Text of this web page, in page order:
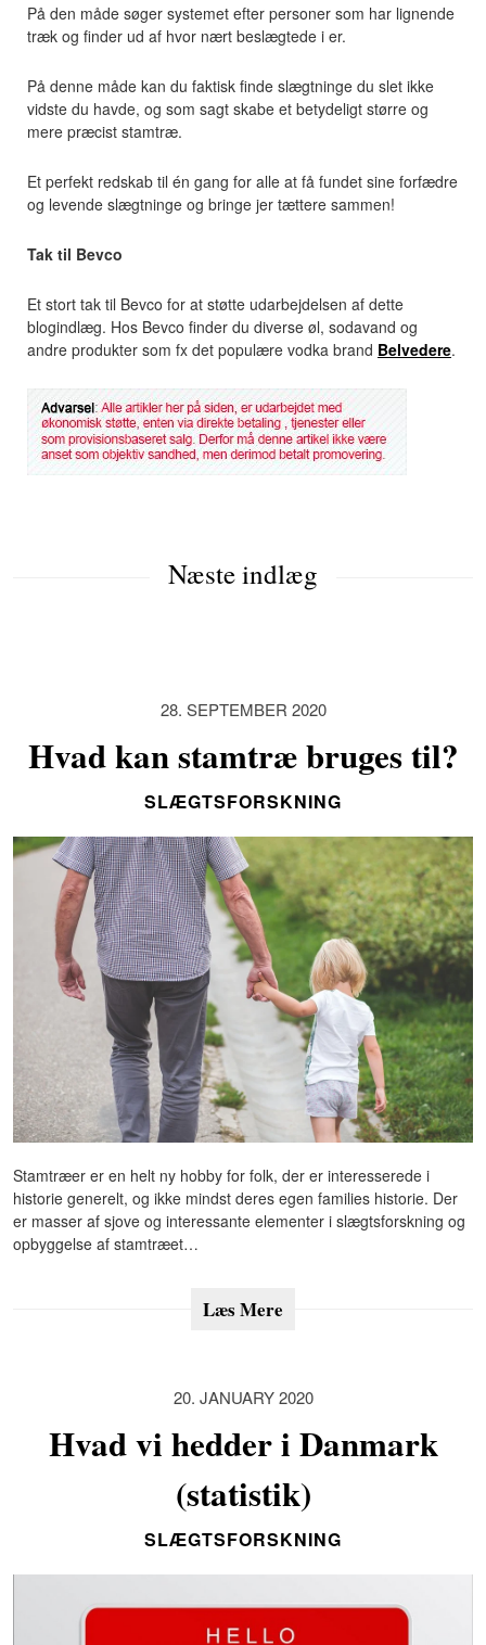
På den måde søger systemet efter personer som har lignende
træk og finder ud af hvor nært beslægtede i er.
På denne måde kan du faktisk finde slægtninge du slet ikke
vidste du havde, og som sagt skabe et betydeligt større og
mere præcist stamtræ.
Et perfekt redskab til én gang for alle at få fundet sine forfædre
og levende slægtninge og bringe jer tættere sammen!
Tak til Bevco
Et stort tak til Bevco for at støtte udarbejdelsen af dette
blogindlæg. Hos Bevco finder du diverse øl, sodavand og
andre produkter som fx det populære vodka brand Belvedere.
Næste indlæg
28. SEPTEMBER 2020
Hvad kan stamtræ bruges til?
SLÆGTSFORSKNING
Stamtræer er en helt ny hobby for folk, der er interesserede i
historie generelt, og ikke mindst deres egen families historie. Der
er masser af sjove og interessante elementer i slægtsforskning og
opbyggelse af stamtræet…
Læs Mere
20. JANUARY 2020
Hvad vi hedder i Danmark
(statistik)
SLÆGTSFORSKNING